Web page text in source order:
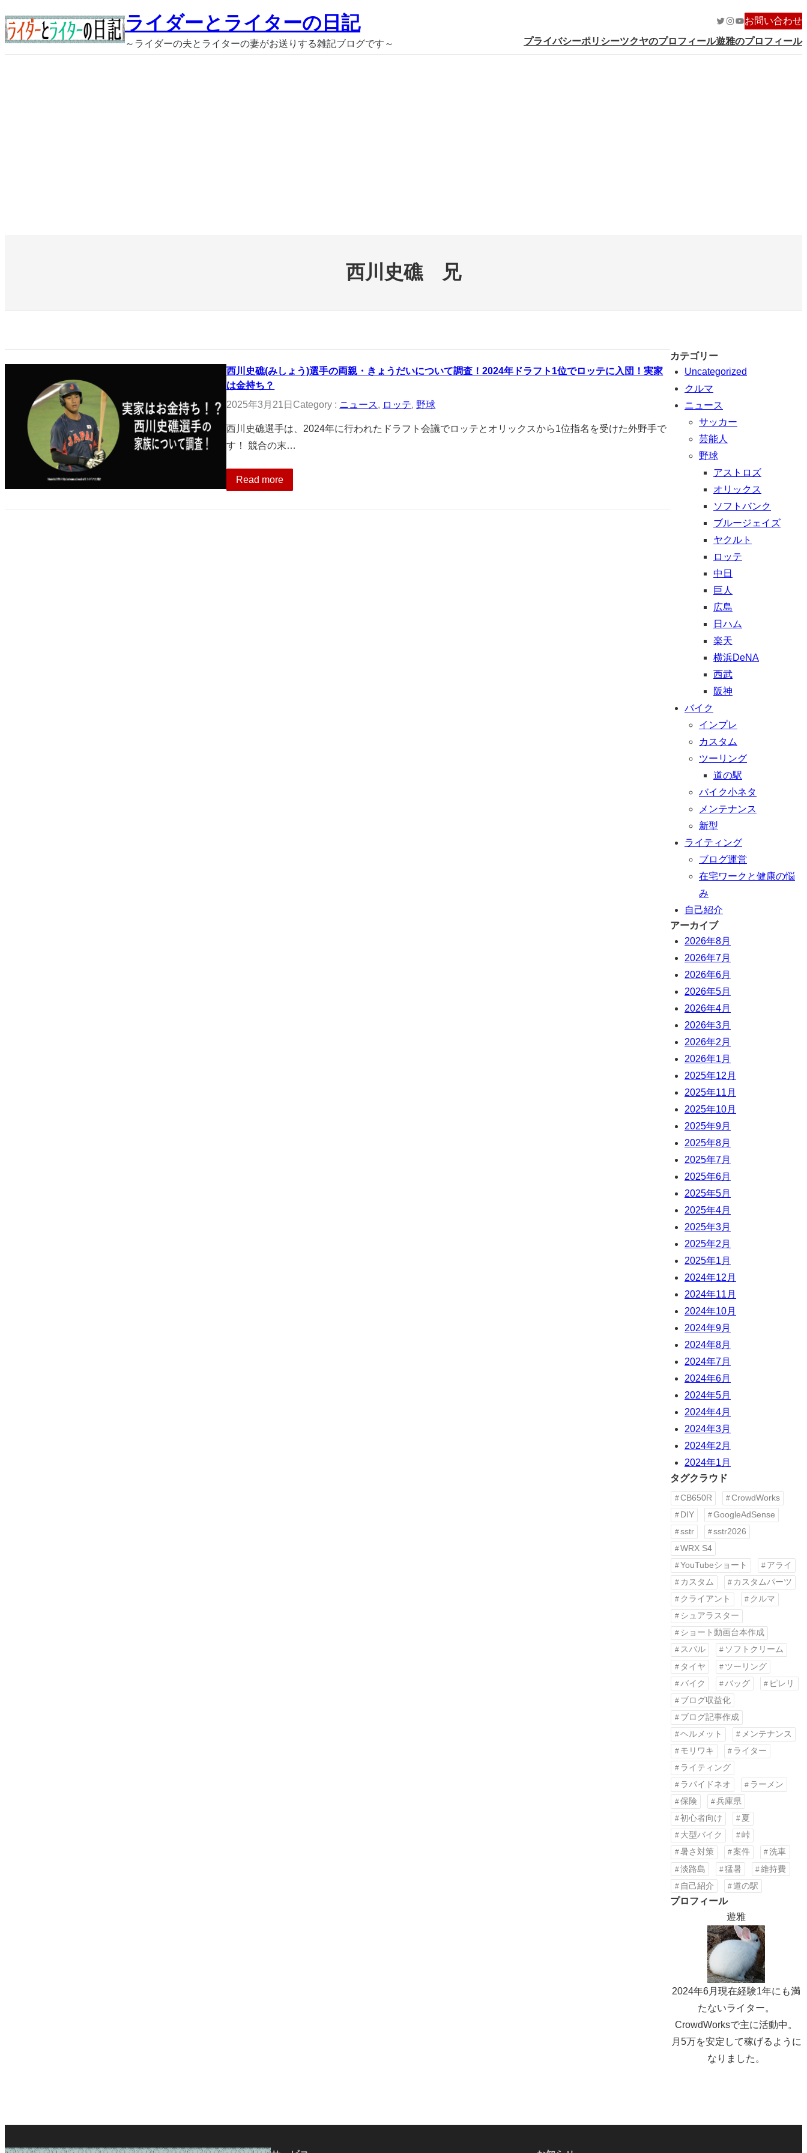
容
を
ライダーとライターの日記
～ライダーの夫とライターの妻がお送りする雑記ブログです～
Twitter
Instagram
YouTube
お問い合わせ
プライバシーポリシーツクヤのプロフィール遊雅のプロフィール
西川史礁 兄
西川史礁(みしょう)選手の両親・きょうだいについて調査！2024年ドラフト1位でロッテに入団！実家
は金持ち？
2025年3月21日 Category : ニュース, ロッテ, 野球
西川史礁選手は、2024年に行われたドラフト会議でロッテとオリックスから1位指名を受けた外野手で
す！ 競合の末…
Read more
カテゴリー
Uncategorized
クルマ
ニュース
サッカー
芸能人
野球
アストロズ
オリックス
ソフトバンク
ブルージェイズ
ヤクルト
ロッテ
中日
巨人
広島
日ハム
楽天
横浜DeNA
西武
阪神
バイク
インプレ
カスタム
ツーリング
道の駅
バイク小ネタ
メンテナンス
新型
ライティング
ブログ運営
在宅ワークと健康の悩
み
自己紹介
アーカイブ
2026年8月
2026年7月
2026年6月
2026年5月
2026年4月
2026年3月
2026年2月
2026年1月
2025年12月
2025年11月
2025年10月
2025年9月
2025年8月
2025年7月
2025年6月
2025年5月
2025年4月
2025年3月
2025年2月
2025年1月
2024年12月
2024年11月
2024年10月
2024年9月
2024年8月
2024年7月
2024年6月
2024年5月
2024年4月
2024年3月
2024年2月
2024年1月
タグクラウド
CB650R
CrowdWorks
DIY
GoogleAdSense
sstr
sstr2026
WRX S4
YouTubeショート
アライ
カスタム
カスタムパーツ
クライアント
クルマ
シュアラスター
ショート動画台本作成
スバル
ソフトクリーム
タイヤ
ツーリング
バイク
バッグ
ピレリ
ブログ収益化
ブログ記事作成
ヘルメット
メンテナンス
モリワキ
ライター
ライティング
ラパイドネオ
ラーメン
保険
兵庫県
初心者向け
夏
大型バイク
峠
暑さ対策
案件
洗車
淡路島
猛暑
維持費
自己紹介
道の駅
プロフィール
遊雅
2024年6月現在経験1年にも満
たないライター。
CrowdWorksで主に活動中。
月5万を安定して稼げるように
なりました。